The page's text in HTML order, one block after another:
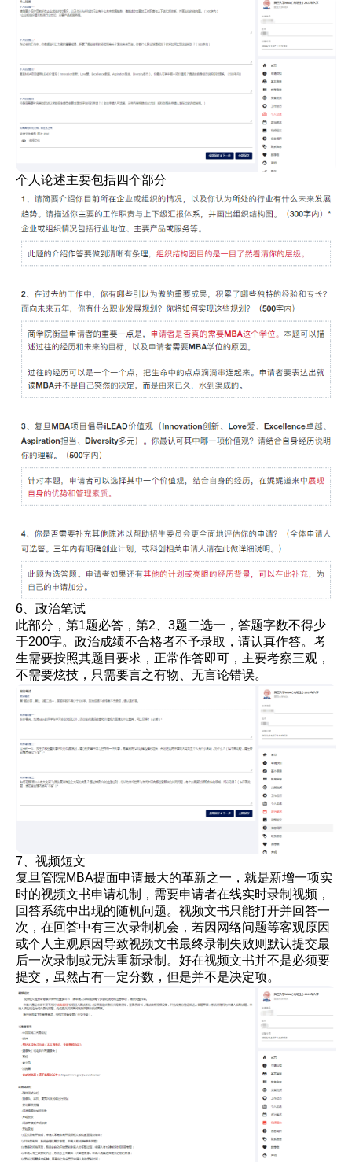
个人论述主要包括四个部分
6、政治笔试
此部分，第1题必答，第2、3题二选一，答题字数不得少
于200字。政治成绩不合格者不予录取，请认真作答。考
生需要按照其题目要求，正常作答即可，主要考察三观，
不需要炫技，只需要言之有物、无言论错误。
7、视频短文
复旦管院MBA提面申请最大的革新之一，就是新增一项实
时的视频文书申请机制，需要申请者在线实时录制视频，
回答系统中出现的随机问题。视频文书只能打开并回答一
次，在回答中有三次录制机会，若因网络问题等客观原因
或个人主观原因导致视频文书最终录制失败则默认提交最
后一次录制或无法重新录制。好在视频文书并不是必须要
提交，虽然占有一定分数，但是并不是决定项。